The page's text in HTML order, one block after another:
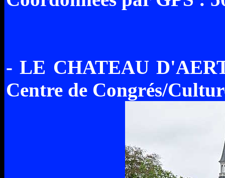
- LE CHATEAU
Centre de Congrés/